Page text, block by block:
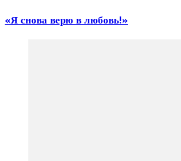
«Я снова верю в любовь!»